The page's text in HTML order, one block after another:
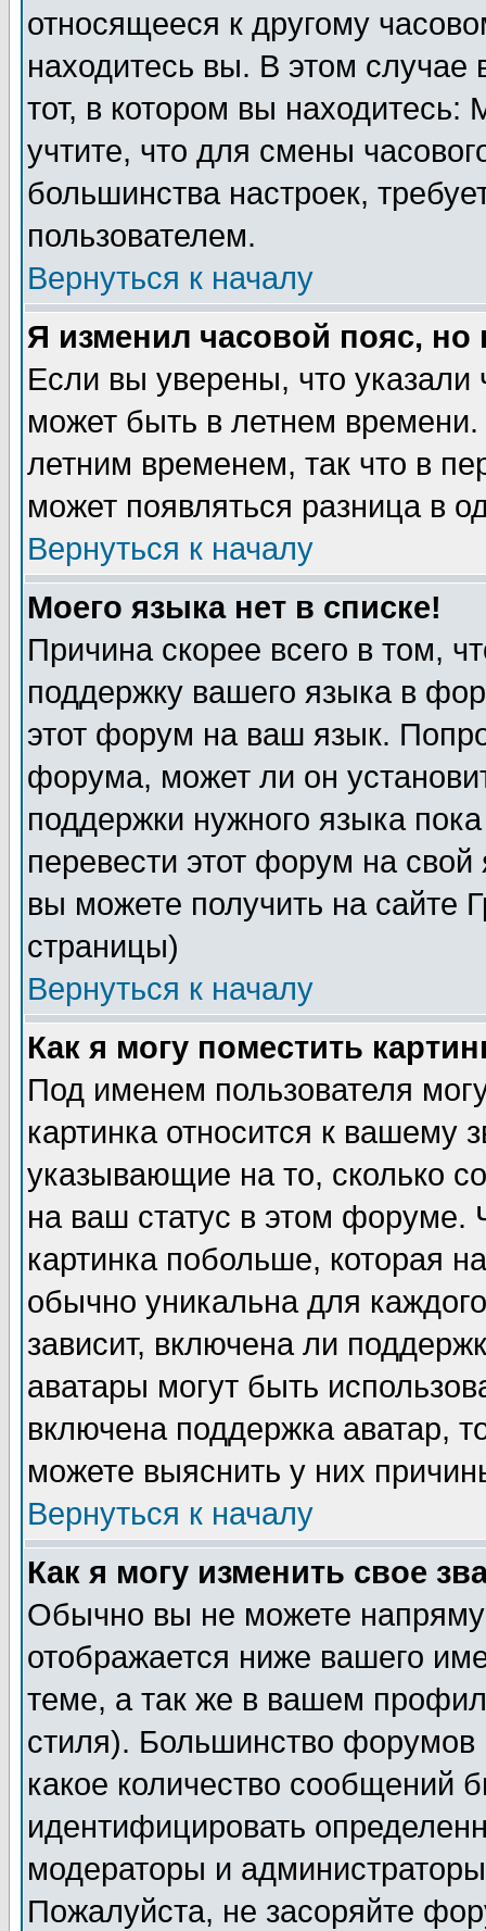
относящееся к другому
находитесь вы. В этом
тот, в котором вы
учтите, что для смены
большинства настроек,
пользователем.
Вернуться к началу
Я изменил часовой пояс,
Если вы уверены, что указали
может быть в летнем
летним временем, так что в
может появляться разница в
Вернуться к началу
Моего языка нет в списке!
Причина скорее всего в том,
поддержку вашего языка в
этот форум на ваш язык.
форума, может ли он
поддержки нужного языка
перевести этот форум на
вы можете получить на сайте
страницы)
Вернуться к началу
Как я могу поместить
Под именем пользователя
картинка относится к вашему
указывающие на то, сколько
на ваш статус в этом форуме.
картинка побольше, которая
обычно уникальна для
зависит, включена ли
аватары могут быть
включена поддержка аватар,
можете выяснить у них
Вернуться к началу
Как я могу изменить свое
Обычно вы не можете
отображается ниже вашего
теме, а так же в вашем
стиля). Большинство форумов
какое количество сообщений
идентифицировать
модераторы и
Пожалуйста, не засоряйте